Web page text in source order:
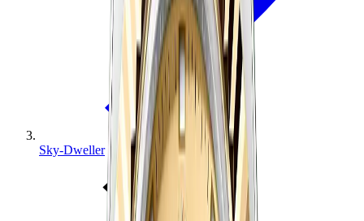
Sky-Dweller